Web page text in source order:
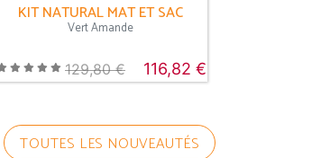
KIT NATURAL MAT ET SAC
Vert Amande
129,80 € 116,82 €
TOUTES LES NOUVEAUTÉS